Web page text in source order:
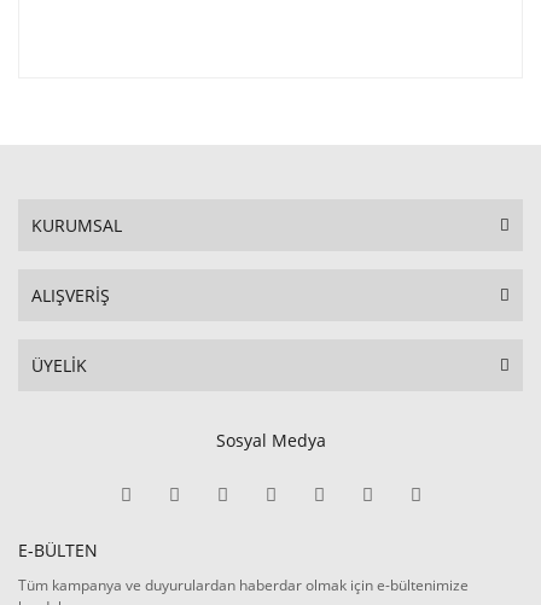
KURUMSAL
ALIŞVERİŞ
ÜYELİK
Sosyal Medya
E-BÜLTEN
Tüm kampanya ve duyurulardan haberdar olmak için e-bültenimize